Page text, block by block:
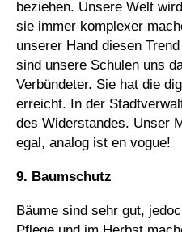
beziehen. Unsere Welt
sie immer komplexer
unserer Hand diesen
sind unsere Schulen uns
Verbündeter. Sie hat die
erreicht. In der
des Widerstandes. Unser
egal, analog ist en vogue!
9. Baumschutz
Bäume sind sehr gut,